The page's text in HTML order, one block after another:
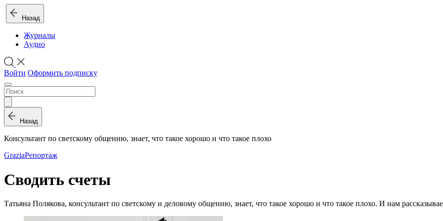
Назад
Журналы
Аудио
Войти Оформить подписку
Назад
Консультант по светскому общению, знает, что такое хорошо и что такое плохо
GraziaРепортаж
Сводить счеты
Татьяна Полякова, консультант по светскому и деловому общению, знает, что такое хорошо и что такое плохо. И нам